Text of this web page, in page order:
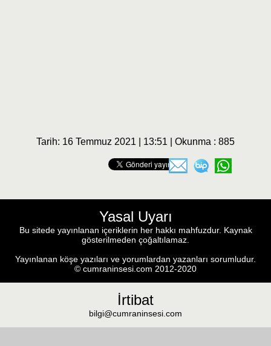
Tarih: 16 Temmuz 2021 | 13:51 | Okunma : 885
Yasal Uyarı
Bu sitede yayınlanan içeriklerin her hakkı mahfuzdur. Kaynak
gösterilmeden çoğaltılamaz.
Yayınlanan köşe yazıları ve yorumlardan yazanları sorumludur.
© cumraninsesi.com 2012-2020
İrtibat
bilgi@cumraninsesi.com